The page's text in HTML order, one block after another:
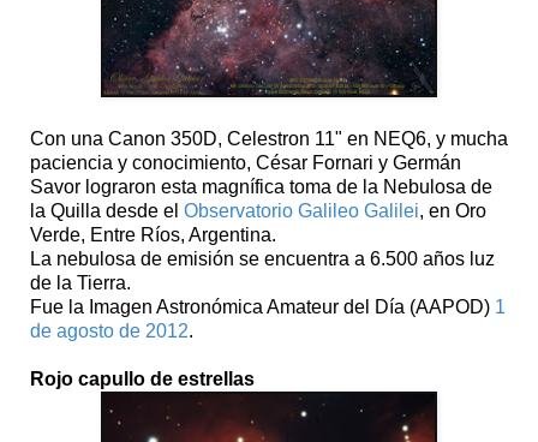
Con una Canon 350D, Celestron 11" en NEQ6, y mucha
paciencia y conocimiento, César Fornari y Germán
Savor lograron esta magnífica toma de la Nebulosa de
la Quilla desde el Observatorio Galileo Galilei, en Oro
Verde, Entre Ríos, Argentina.
La nebulosa de emisión se encuentra a 6.500 años luz
de la Tierra.
Fue la Imagen Astronómica Amateur del Día (AAPOD) 1
de agosto de 2012.
Rojo capullo de estrellas